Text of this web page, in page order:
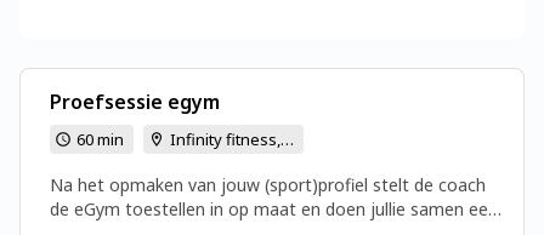
Proefsessie egym
60 min Infinity fitness, Molenhuisstraat 12a, 9800 Deinze
Na het opmaken van jouw (sport)profiel stelt de coach
de eGym toestellen in op maat en doen jullie samen een